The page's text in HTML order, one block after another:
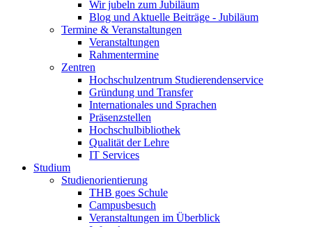
Wir jubeln zum Jubiläum
Blog und Aktuelle Beiträge - Jubiläum
Termine & Veranstaltungen
Veranstaltungen
Rahmentermine
Zentren
Hochschulzentrum Studierendenservice
Gründung und Transfer
Internationales und Sprachen
Präsenzstellen
Hochschulbibliothek
Qualität der Lehre
IT Services
Studium
Studienorientierung
THB goes Schule
Campusbesuch
Veranstaltungen im Überblick